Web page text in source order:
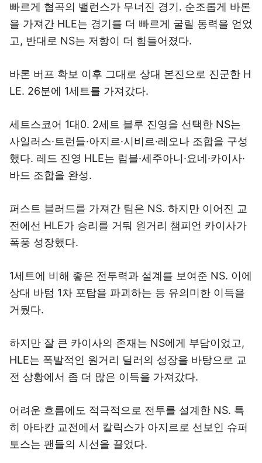
빠르게 협곡의 밸런스가 무너진 경기. 순조롭게 바론
을 가져간 HLE는 경기를 더 빠르게 굴릴 동력을 얻었
고, 반대로 NS는 저항이 더 힘들어졌다.
바론 버프 확보 이후 그대로 상대 본진으로 진군한 H
LE. 26분에 1세트를 가져갔다.
세트스코어 1대0. 2세트 블루 진영을 선택한 NS는
사일러스·트런들·아지르·시비르·레오나 조합을 구성
했다. 레드 진영 HLE는 럼블·세주아니·요네·카이사·
바드 조합을 완성.
퍼스트 블러드를 가져간 팀은 NS. 하지만 이어진 교
전에선 HLE가 승리를 거둬 원거리 챔피언 카이사가
폭풍 성장했다.
1세트에 비해 좋은 전투력과 설계를 보여준 NS. 이에
상대 바텀 1차 포탑을 파괴하는 등 유의미한 이득을
거뒀다.
하지만 잘 큰 카이사의 존재는 NS에게 부담이었고,
HLE는 폭발적인 원거리 딜러의 성장을 바탕으로 교
전 상황에서 좀 더 많은 이득을 가져갔다.
어려운 흐름에도 적극적으로 전투를 설계한 NS. 특
히 아타칸 교전에서 칼릭스가 아지르로 선보인 슈퍼
토스는 팬들의 시선을 끌었다.